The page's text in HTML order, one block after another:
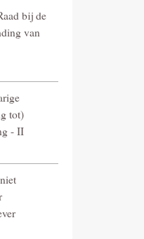
bij de
van
tot)
- II